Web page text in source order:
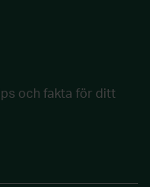
och fakta för ditt